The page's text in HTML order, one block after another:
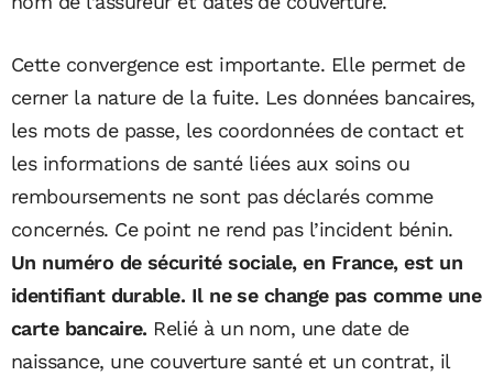
Cette convergence est importante. Elle permet de
cerner la nature de la fuite. Les données bancaires,
les mots de passe, les coordonnées de contact et
les informations de santé liées aux soins ou
remboursements ne sont pas déclarés comme
concernés. Ce point ne rend pas l’incident bénin.
Un numéro de sécurité sociale, en France, est un
identifiant durable. Il ne se change pas comme une
carte bancaire. Relié à un nom, une date de
naissance, une couverture santé et un contrat, il